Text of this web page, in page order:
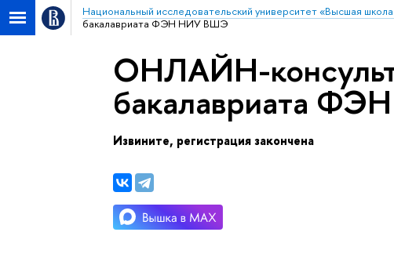
Национальный исследовательский университет «Высшая
акалавриата ФЭН НИУ ВШЭ
ОНЛАЙН-
акалавриата
Извините, регистрация закончена